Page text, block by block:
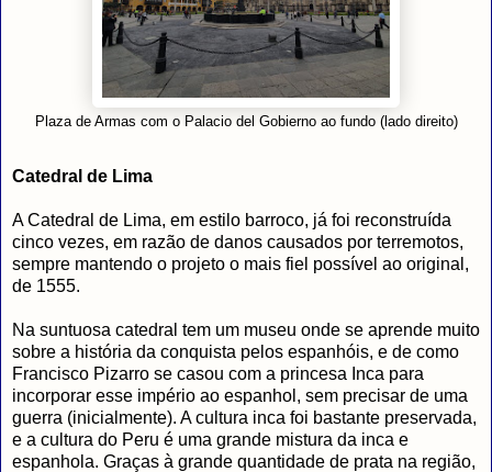
Plaza de Armas com o Palacio del Gobierno ao fundo (lado direito)
Catedral de Lima
A Catedral de Lima, em estilo barroco, já foi reconstruída
cinco vezes, em razão de danos causados por terremotos,
sempre mantendo o projeto o mais fiel possível ao original,
de 1555.
Na suntuosa catedral tem um museu onde se aprende muito
sobre a história da conquista pelos espanhóis, e de como
Francisco Pizarro se casou com a princesa Inca para
incorporar esse império ao espanhol, sem precisar de uma
guerra (inicialmente). A cultura inca foi bastante preservada,
e a cultura do Peru é uma grande mistura da inca e
espanhola. Graças à grande quantidade de prata na região,